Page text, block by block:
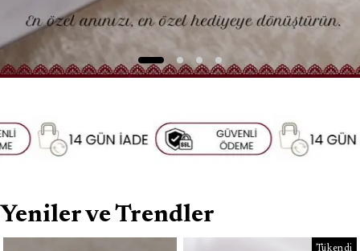
Yeniler ve Trendler
Tükendi